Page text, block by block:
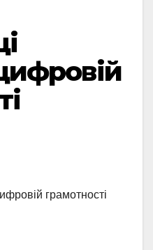
грамотності